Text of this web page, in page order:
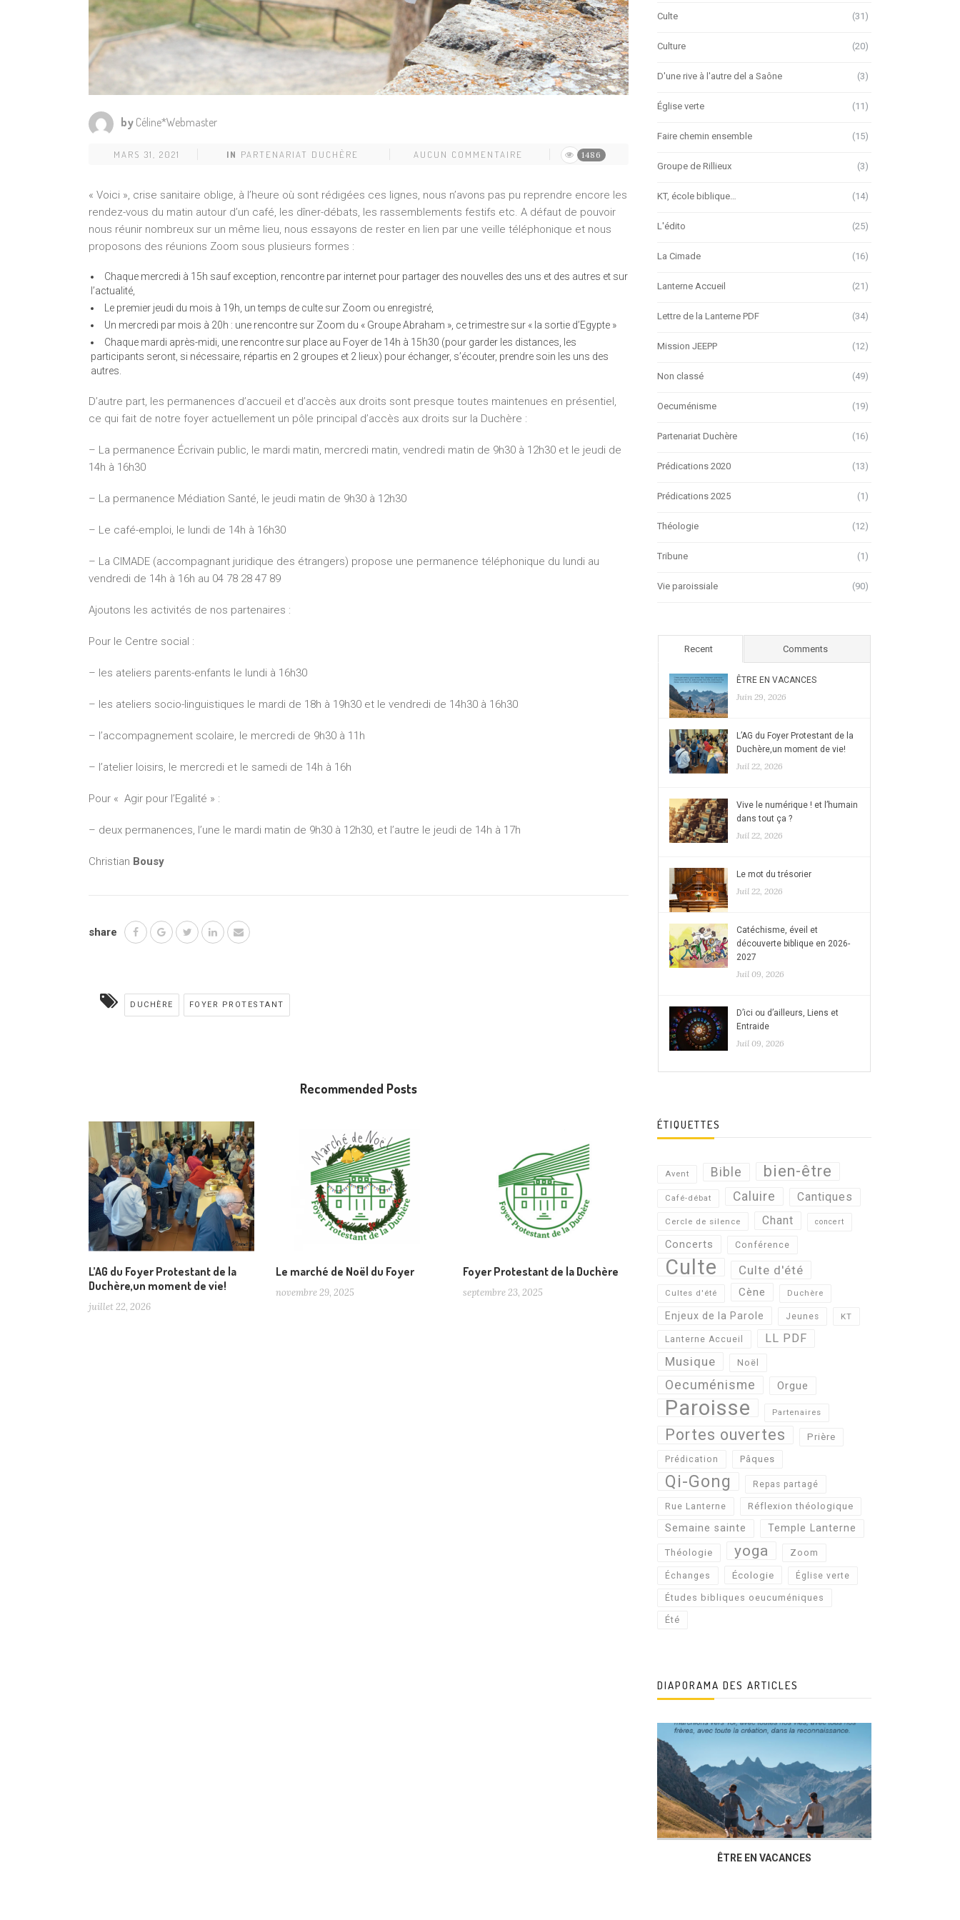
by Céline*Webmaster
MARS 31, 2021 IN PARTENARIAT DUCHÈRE AUCUN COMMENTAIRE 1486
« Voici », crise sanitaire oblige, à l’heure où sont rédigées ces lignes, nous n’avons pas pu reprendre encore les
rendez-vous du matin autour d’un café, les dîner-débats, les rassemblements festifs etc. A défaut de pouvoir
nous réunir nombreux sur un même lieu, nous essayons de rester en lien par une veille téléphonique et nous
proposons des réunions Zoom sous plusieurs formes :
Chaque mercredi à 15h sauf exception, rencontre par internet pour partager des nouvelles des uns et des autres et sur
l’actualité,
Le premier jeudi du mois à 19h, un temps de culte sur Zoom ou enregistré,
Un mercredi par mois à 20h : une rencontre sur Zoom du « Groupe Abraham », ce trimestre sur « la sortie d’Egypte »
Chaque mardi après-midi, une rencontre sur place au Foyer de 14h à 15h30 (pour garder les distances, les
participants seront, si nécessaire, répartis en 2 groupes et 2 lieux) pour échanger, s’écouter, prendre soin les uns des
autres.
D’autre part, les permanences d’accueil et d’accès aux droits sont presque toutes maintenues en présentiel,
ce qui fait de notre foyer actuellement un pôle principal d’accès aux droits sur la Duchère :
– La permanence Écrivain public, le mardi matin, mercredi matin, vendredi matin de 9h30 à 12h30 et le jeudi de
14h à 16h30
– La permanence Médiation Santé, le jeudi matin de 9h30 à 12h30
– Le café-emploi, le lundi de 14h à 16h30
– La CIMADE (accompagnant juridique des étrangers) propose une permanence téléphonique du lundi au
vendredi de 14h à 16h au 04 78 28 47 89
Ajoutons les activités de nos partenaires :
Pour le Centre social :
– les ateliers parents-enfants le lundi à 16h30
– les ateliers socio-linguistiques le mardi de 18h à 19h30 et le vendredi de 14h30 à 16h30
– l’accompagnement scolaire, le mercredi de 9h30 à 11h
– l’atelier loisirs, le mercredi et le samedi de 14h à 16h
Pour « Agir pour l’Egalité » :
– deux permanences, l’une le mardi matin de 9h30 à 12h30, et l’autre le jeudi de 14h à 17h
Christian Bousy
share
DUCHÈRE FOYER PROTESTANT
Recommended Posts
L’AG du Foyer Protestant de la
Duchère,un moment de vie!
juillet 22, 2026
Le marché de Noël du Foyer
novembre 29, 2025
Foyer Protestant de la Duchère
septembre 23, 2025
Culte (31)
Culture (20)
D'une rive à l'autre del a Saône (3)
Église verte (11)
Faire chemin ensemble (15)
Groupe de Rillieux (3)
KT, école biblique… (14)
L'édito (25)
La Cimade (16)
Lanterne Accueil (21)
Lettre de la Lanterne PDF (34)
Mission JEEPP (12)
Non classé (49)
Oecuménisme (19)
Partenariat Duchère (16)
Prédications 2020 (13)
Prédications 2025 (1)
Théologie (12)
Tribune (1)
Vie paroissiale (90)
Recent Comments
ÊTRE EN VACANCES
Juin 29, 2026
L’AG du Foyer Protestant de la
Duchère,un moment de vie!
Juil 22, 2026
Vive le numérique ! et l’humain
dans tout ça ?
Juil 22, 2026
Le mot du trésorier
Juil 22, 2026
Catéchisme, éveil et
découverte biblique en 2026-
2027
Juil 09, 2026
D’ici ou d’ailleurs, Liens et
Entraide
Juil 09, 2026
ÉTIQUETTES
Avent Bible bien-être
Café-débat Caluire Cantiques
Cercle de silence Chant concert
Concerts Conférence
Culte Culte d'été
Cultes d'été Cène Duchère
Enjeux de la Parole Jeunes KT
Lanterne Accueil LL PDF
Musique Noël
Oecuménisme Orgue
Paroisse Partenaires
Portes ouvertes Prière
Prédication Pâques
Qi-Gong Repas partagé
Rue Lanterne Réflexion théologique
Semaine sainte Temple Lanterne
Théologie yoga Zoom
Échanges Écologie Église verte
Études bibliques oeucuméniques
Été
DIAPORAMA DES ARTICLES
ÊTRE EN VACANCES